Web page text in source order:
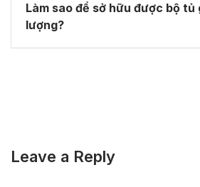
Làm sao để sở hữu được bộ
lượng?
Leave a Reply